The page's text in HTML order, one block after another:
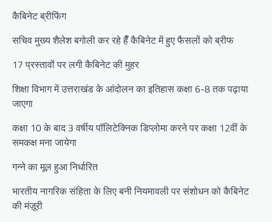
कैबिनेट ब्रीफिंग
सचिव मुख्य शैलेश बगोली कर रहे हैँ कैबिनेट में हुए फैसलों को ब्रीफ
17 प्रस्तावों पर लगी कैबिनेट की मुहर
शिक्षा विभाग में उत्तराखंड के आंदोलन का इतिहास कक्षा 6-8 तक पढ़ाया
जाएगा
कक्षा 10 के बाद 3 वर्षीय पॉलिटेक्निक डिप्लोमा करने पर कक्षा 12वीं के
समकक्ष मना जायेगा
गन्ने का मूल हुआ निर्धारित
भारतीय नागरिक संहिता के लिए बनी नियमावली पर संशोधन को कैबिनेट
की मंज़ूरी